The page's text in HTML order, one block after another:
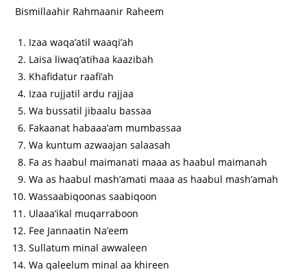
Bismillaahir Rahmaanir Raheem
Izaa waqa’atil waaqi’ah
Laisa liwaq’atihaa kaazibah
Khafidatur raafi’ah
Izaa rujjatil ardu rajjaa
Wa bussatil jibaalu bassaa
Fakaanat habaaa’am mumbassaa
Wa kuntum azwaajan salaasah
Fa as haabul maimanati maaa as haabul maimanah
Wa as haabul mash’amati maaa as haabul mash’amah
Wassaabiqoonas saabiqoon
Ulaaa’ikal muqarraboon
Fee Jannaatin Na’eem
Sullatum minal awwaleen
Wa qaleelum minal aa khireen